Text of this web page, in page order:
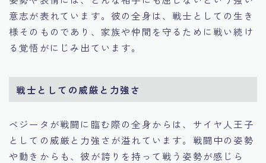
意志が表れています。彼の全身は、戦士としての生き
様そのものであり、家族や仲間を守るために戦い続け
る覚悟がにじみ出ています。
戦士としての威厳と力強さ
ベジータが戦闘に臨む際の全身からは、サイヤ人王子
としての威厳と力強さが溢れています。戦闘中の姿勢
や動きからも、彼が誇りを持って戦う姿勢が感じら